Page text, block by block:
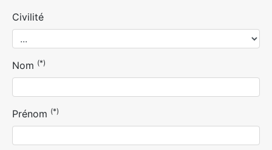
Civilité
Nom (*)
Prénom (*)